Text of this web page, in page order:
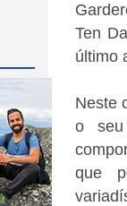
Ten
último
Neste
o seu
que